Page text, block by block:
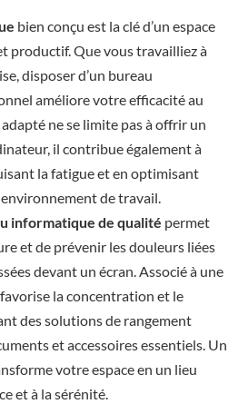
bien conçu est la clé d’un espace
productif. Que vous travailliez à
disposer d’un bureau
améliore votre efficacité au
ne se limite pas à offrir un
il contribue également à
la fatigue et en optimisant
de travail.
informatique de qualité permet
et de prévenir les douleurs liées
devant un écran. Associé à une
la concentration et le
des solutions de rangement
et accessoires essentiels. Un
votre espace en un lieu
et à la sérénité.